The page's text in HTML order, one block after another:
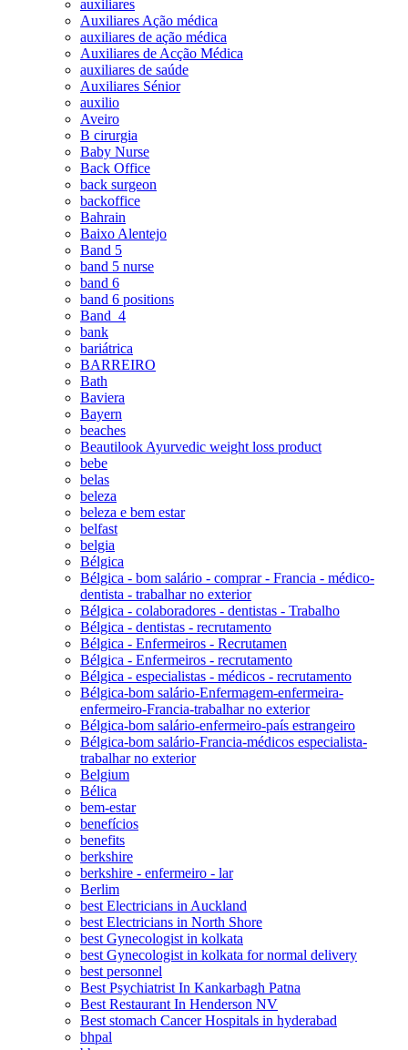
auxiliares
Auxiliares Ação médica
auxiliares de ação médica
Auxiliares de Acção Médica
auxiliares de saúde
Auxiliares Sénior
auxilio
Aveiro
B cirurgia
Baby Nurse
Back Office
back surgeon
backoffice
Bahrain
Baixo Alentejo
Band 5
band 5 nurse
band 6
band 6 positions
Band_4
bank
bariátrica
BARREIRO
Bath
Baviera
Bayern
beaches
Beautilook Ayurvedic weight loss product
bebe
belas
beleza
beleza e bem estar
belfast
belgia
Bélgica
Bélgica - bom salário - comprar - Francia - médico-
dentista - trabalhar no exterior
Bélgica - colaboradores - dentistas - Trabalho
Bélgica - dentistas - recrutamento
Bélgica - Enfermeiros - Recrutamen
Bélgica - Enfermeiros - recrutamento
Bélgica - especialistas - médicos - recrutamento
Bélgica-bom salário-Enfermagem-enfermeira-
enfermeiro-Francia-trabalhar no exterior
Bélgica-bom salário-enfermeiro-país estrangeiro
Bélgica-bom salário-Francia-médicos especialista-
trabalhar no exterior
Belgium
Bélica
bem-estar
benefícios
benefits
berkshire
berkshire - enfermeiro - lar
Berlim
best Electricians in Auckland
best Electricians in North Shore
best Gynecologist in kolkata
best Gynecologist in kolkata for normal delivery
best personnel
Best Psychiatrist In Kankarbagh Patna
Best Restaurant In Henderson NV
Best stomach Cancer Hospitals in hyderabad
bhpal